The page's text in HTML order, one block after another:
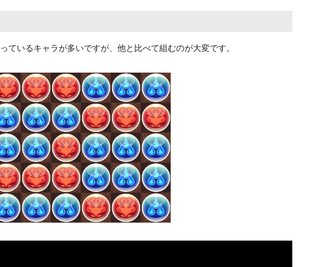
ているキャラが多いですが、他と比べて組むのが大変です。